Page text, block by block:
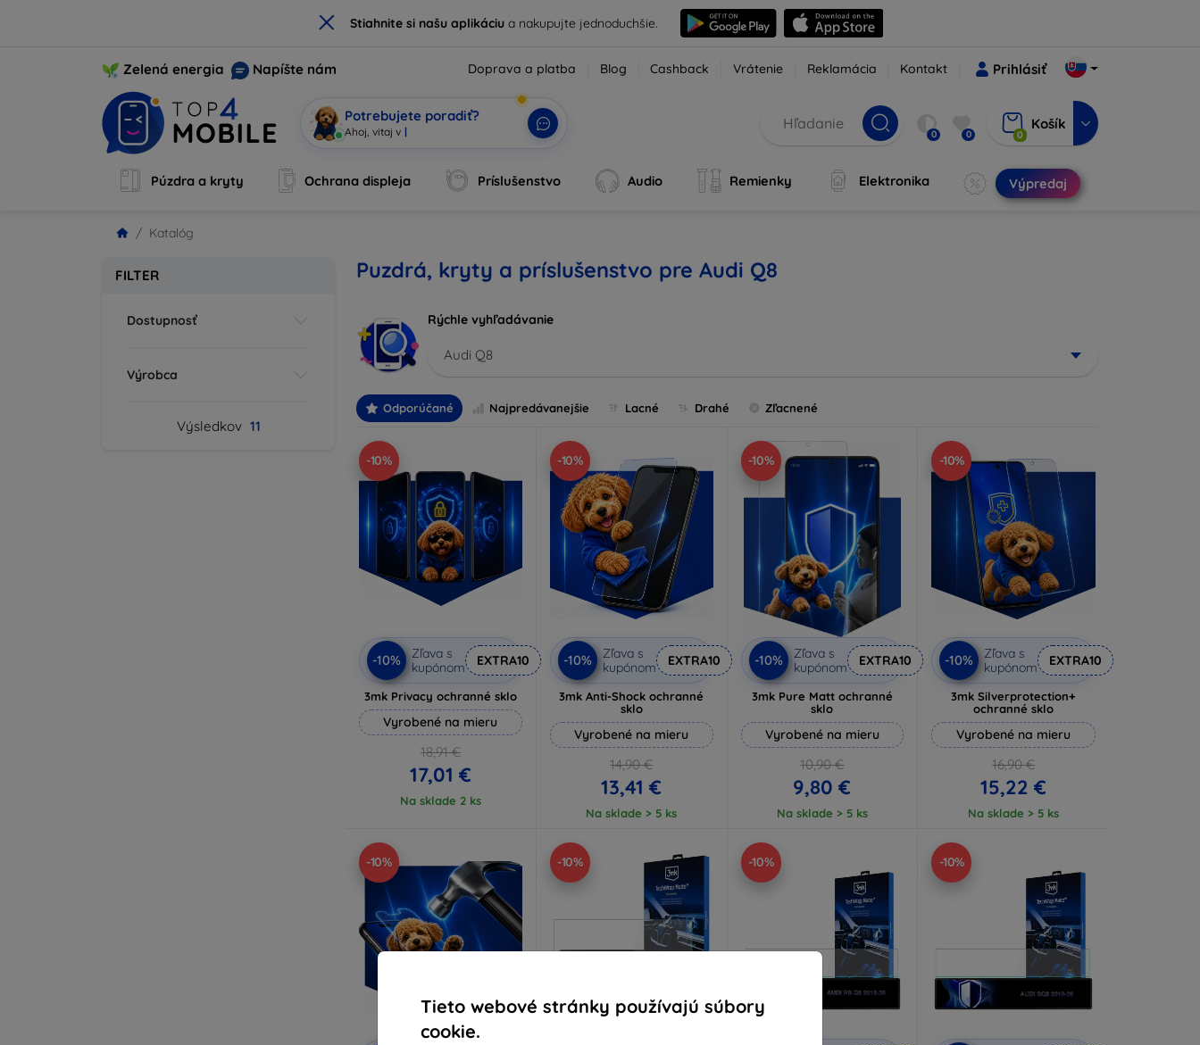
× Stiahnite si našu aplikáciua nakupujte jednoduchšie.
Tieto webové stránky používajú súbory
cookie.
Zelená energia Napíšte nám Doprava a platba Blog Cashback Vrátenie Reklamácia Kontakt Prihlásiť
Potrebujete poradiť?
Som Mo| 0 0 0
Košík
Púzdra a kryty Ochrana displeja Príslušenstvo Audio Remienky Elektronika Výpredaj
Katalóg
FILTER
Dostupnosť
Výrobca
Výsledkov 11
Puzdrá, kryty a príslušenstvo pre Audi Q8
Rýchle vyhľadávanie
Audi Q8
Odporúčané Najpredávanejšie Lacné Drahé Zľacnené
-10%
-10%
Zľava s
kupónom
EXTRA10
3mk Privacy ochranné sklo
Vyrobené na mieru
18,91 €
17,01 €
Na sklade 2 ks
-10%
-10%
Zľava s
kupónom
EXTRA10
3mk Anti-Shock ochranné
sklo
Vyrobené na mieru
14,90 €
13,41 €
Na sklade > 5 ks
-10%
-10%
Zľava s
kupónom
EXTRA10
3mk Pure Matt ochranné
sklo
Vyrobené na mieru
10,90 €
9,80 €
Na sklade > 5 ks
-10%
-10%
Zľava s
kupónom
EXTRA10
3mk Silverprotection+
ochranné sklo
Vyrobené na mieru
16,90 €
15,22 €
Na sklade > 5 ks
-10% -10% -10% -10%